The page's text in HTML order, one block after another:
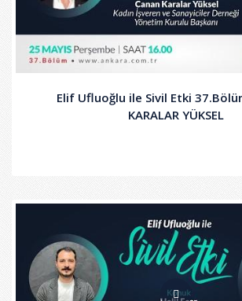
Elif Ufluoğlu ile Sivil Etki
KARALAR YÜKSEL